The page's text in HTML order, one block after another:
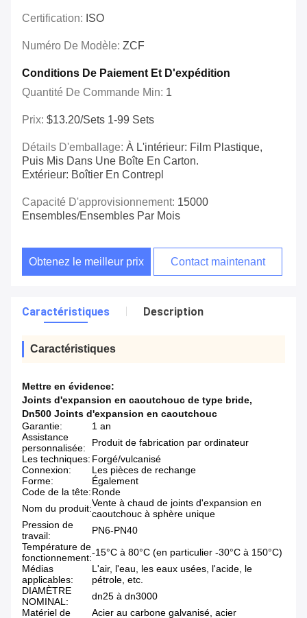
Certification: ISO
Numéro De Modèle: ZCF
Conditions De Paiement Et D'expédition
Quantité De Commande Min: 1
Prix: $13.20/sets 1-99 Sets
Détails D'emballage: À L'intérieur: Film Plastique,
Puis Mis Dans Une Boîte En Carton.
Extérieur: Boîtier En Contrepl
Capacité D'approvisionnement: 15000
Ensembles/ensembles Par Mois
Obtenez le meilleur prix Contact maintenant
Caractéristiques Description
Caractéristiques
Mettre en évidence:
Joints d'expansion en caoutchouc de type bride,
Dn500 Joints d'expansion en caoutchouc
Garantie:
1 an
Assistance
personnalisée:
Produit de fabrication par ordinateur
Les techniques: Forgé/vulcanisé
Connexion:
Les pièces de rechange
Forme:
Également
Code de la tête:Ronde
Nom du produit:Vente à chaud de joints d'expansion en
caoutchouc à sphère unique
Pression de
travail:
PN6-PN40
Température de
fonctionnement:-15°C à 80°C (en particulier -30°C à 150°C)
Médias
applicables:
L'air, l'eau, les eaux usées, l'acide, le
pétrole, etc.
DIAMÈTRE
NOMINAL:
dn25 à dn3000
Matériel de
Acier au carbone galvanisé, acier